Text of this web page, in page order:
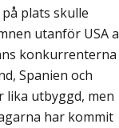
plats skulle
utanför USA
konkurrenterna
Spanien och
utbyggd, men
har kommit